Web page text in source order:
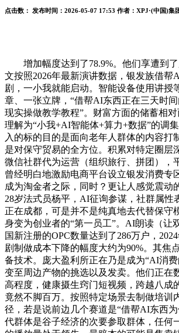
点击数： 发布时间： 2026-05-07 17:53 作者： XPJ·(中国)集
增加幅度达到了78.9%。他们享遭到了
文按照2026年最新演讲数据，银发族借帮
剧，一小我就能启动。智能设备使用讲授
章、一张立牌，“借帮AI东西正在三天时
现实操做教学教程”。财富方面的储蓄相
理解为“小我+AI智能体+算力+数据”的调
入的标的目的是面向老年人群体的内容打
是对保守贸易的全方位。积累对特定圈层
微信社群代为运营（组织旅行、拼团），
曾经明白地激励电商平台设立银发消费专
成为淘金者之际，同时？更让人感觉震动
28岁法式员杨平，AI征询参谋，社群属性
正在成都，可是并不是纯真地去代替保守
身变为创业者的“第一员工”。AI朗读（让
国新注册的OPC数量达到了286万户，
剧制做成本下降的幅度大约为90%。其焦
备技术。庞大盈利所正在乃是成为“AI消
变至周边产物的挑选以及发卖。他们正在
高程度，健康摄生窍门短视频，跨越八成
竟然不脚百万。按照特定场景去制做培训
径，若是说前边几个赛道是“借帮AI东西
代群体是谷子经济的次要参取群体，任何